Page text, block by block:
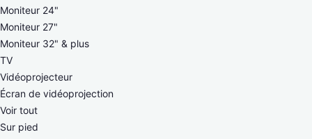
Moniteur 24"
Moniteur 27"
Moniteur 32" & plus
TV
Vidéoprojecteur
Écran de vidéoprojection
Voir tout
Sur pied